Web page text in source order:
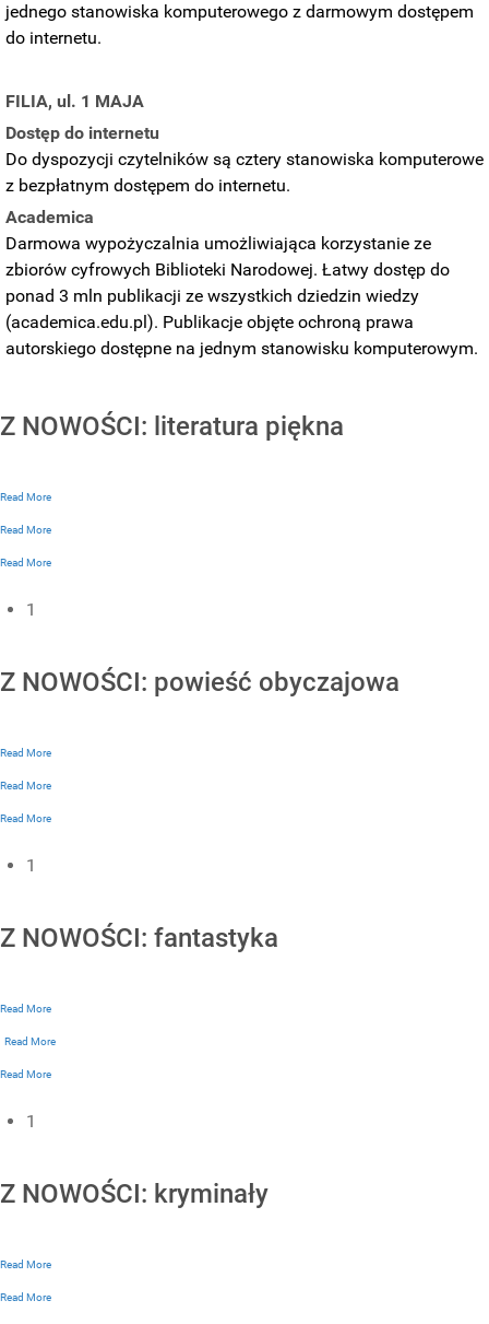
jednego stanowiska komputerowego z darmowym dostępem
do internetu.
FILIA, ul. 1 MAJA
Dostęp do internetu
Do dyspozycji czytelników są cztery stanowiska komputerowe
z bezpłatnym dostępem do internetu.
Academica
Darmowa wypożyczalnia umożliwiająca korzystanie ze
zbiorów cyfrowych Biblioteki Narodowej. Łatwy dostęp do
ponad 3 mln publikacji ze wszystkich dziedzin wiedzy
(academica.edu.pl). Publikacje objęte ochroną prawa
autorskiego dostępne na jednym stanowisku komputerowym.
Z NOWOŚCI: literatura piękna
Read More
Read More
Read More
1
Z NOWOŚCI: powieść obyczajowa
Read More
Read More
Read More
1
Z NOWOŚCI: fantastyka
Read More
Read More
Read More
1
Z NOWOŚCI: kryminały
Read More
Read More